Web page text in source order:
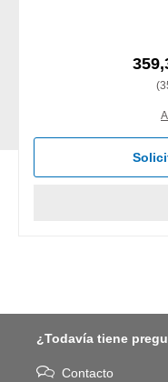
¿Todavía tiene
Contacto